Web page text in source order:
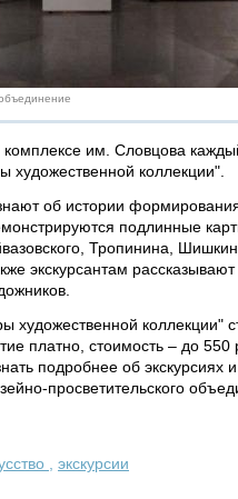
им. Словцова
художественной коллекции".
об истории
подлинные
Тропинина,
экскурсантам
художественной коллекции"
платно, стоимость – до
подробнее об экскурсиях
просветительского
экскурсии